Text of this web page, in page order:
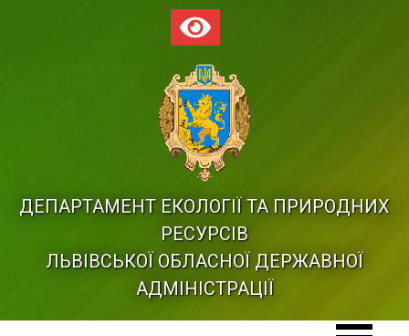
ДЕПАРТАМЕНТ ЕКОЛОГІЇ ТА ПРИРОДНИХ
РЕСУРСІВ
ЛЬВІВСЬКОЇ ОБЛАСНОЇ ДЕРЖАВНОЇ
АДМІНІСТРАЦІЇ